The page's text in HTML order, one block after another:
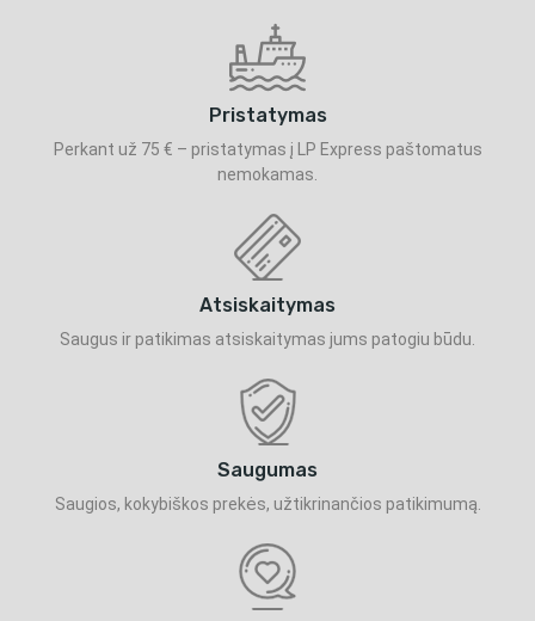
Pristatymas
Perkant už 75 € – pristatymas į LP Express paštomatus
nemokamas.
Atsiskaitymas
Saugus ir patikimas atsiskaitymas jums patogiu būdu.
Saugumas
Saugios, kokybiškos prekės, užtikrinančios patikimumą.